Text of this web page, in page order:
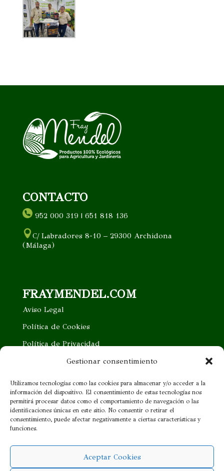
Gestionar consentimiento
Utilizamos tecnologías como las cookies para almacenar y/o acceder a la
información del dispositivo. El consentimiento de estas tecnologías nos
permitirá procesar datos como el comportamiento de navegación o las
identificaciones únicas en este sitio. No consentir o retirar el
consentimiento, puede afectar negativamente a ciertas características y
funciones.
Aceptar Cookies
CONTACTO
952 000 319 | 651 818 136
C/ Labradores 8-10 – 29300 Archidona
(Málaga)
FRAYMENDEL.COM
Aviso Legal
Política de Cookies
Política de Privacidad
Trabaja con nosotros
Proveedor cercano
¡SÍGUENOS!